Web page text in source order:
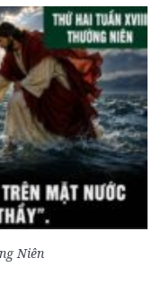
Niên